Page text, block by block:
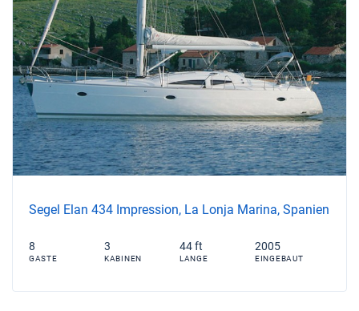
Segel Elan 434 Impression, La Lonja Marina, Spanien
8
GASTE
3
KABINEN
44 ft
LANGE
2005
EINGEBAUT